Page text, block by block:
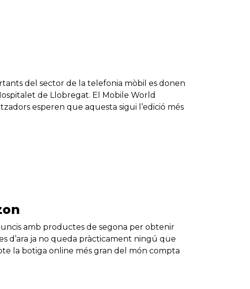
del sector de la telefonia mòbil es donen
de Llobregat. El Mobile World
esperen que aquesta sigui l’edició més
amb productes de segona per obtenir
d’ara ja no queda pràcticament ningú que
la botiga online més gran del món compta